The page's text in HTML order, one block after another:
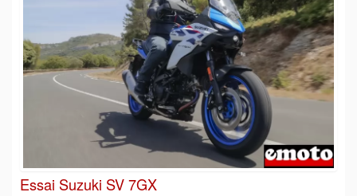
Essai Suzuki SV 7GX